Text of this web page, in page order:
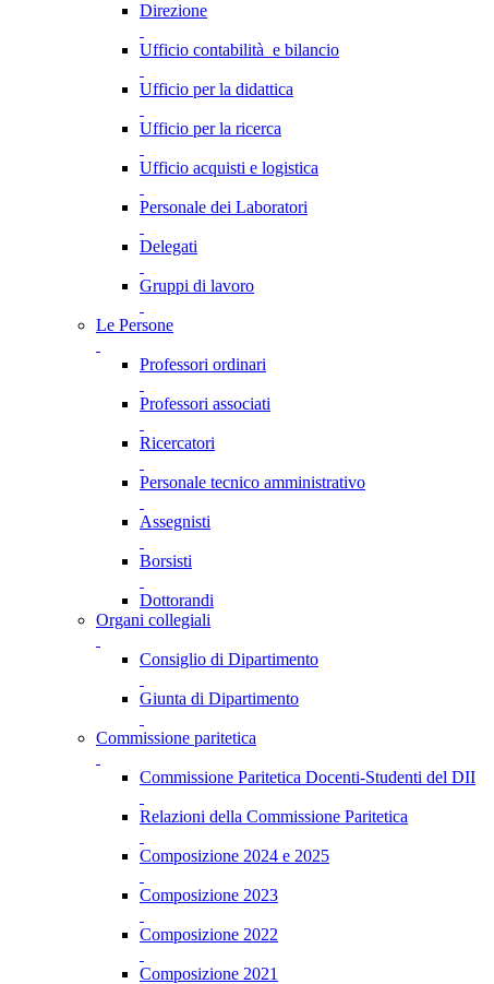
Direzione
Ufficio contabilità e bilancio
Ufficio per la didattica
Ufficio per la ricerca
Ufficio acquisti e logistica
Personale dei Laboratori
Delegati
Gruppi di lavoro
Le Persone
Professori ordinari
Professori associati
Ricercatori
Personale tecnico amministrativo
Assegnisti
Borsisti
Dottorandi
Organi collegiali
Consiglio di Dipartimento
Giunta di Dipartimento
Commissione paritetica
Commissione Paritetica Docenti-Studenti del DII
Relazioni della Commissione Paritetica
Composizione 2024 e 2025
Composizione 2023
Composizione 2022
Composizione 2021